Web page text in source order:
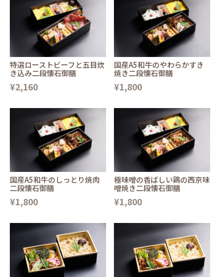
特選ローストビーフと五目炊
き込み二段懐石御膳
¥2,160
国産A5和牛のやわらかすき
焼き二段懐石御膳
¥1,800
国産A5和牛のしっとり焼肉
二段懐石御膳
¥1,800
極味噌の香ばしい鶏の西京味
噌焼き二段懐石御膳
¥1,800